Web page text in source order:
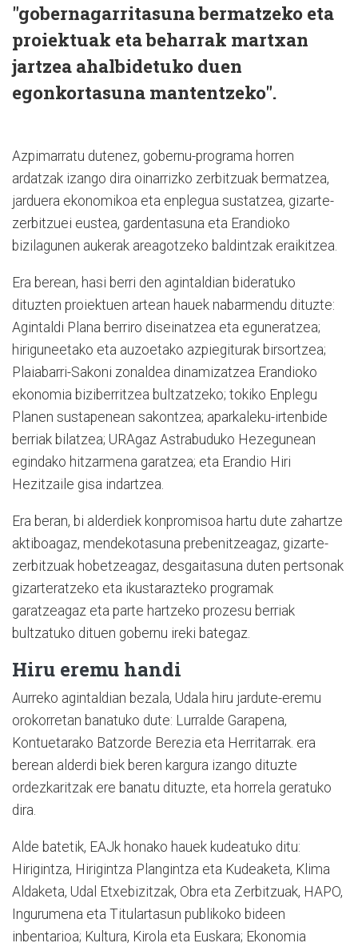
"gobernagarritasuna bermatzeko eta
proiektuak eta beharrak martxan
jartzea ahalbidetuko duen
egonkortasuna mantentzeko".
Azpimarratu dutenez, gobernu-programa horren
ardatzak izango dira oinarrizko zerbitzuak bermatzea,
jarduera ekonomikoa eta enplegua sustatzea, gizarte-
zerbitzuei eustea, gardentasuna eta Erandioko
bizilagunen aukerak areagotzeko baldintzak eraikitzea.
Era berean, hasi berri den agintaldian bideratuko
dituzten proiektuen artean hauek nabarmendu dituzte:
Agintaldi Plana berriro diseinatzea eta eguneratzea;
hiriguneetako eta auzoetako azpiegiturak birsortzea;
Plaiabarri-Sakoni zonaldea dinamizatzea Erandioko
ekonomia biziberritzea bultzatzeko; tokiko Enplegu
Planen sustapenean sakontzea; aparkaleku-irtenbide
berriak bilatzea; URAgaz Astrabuduko Hezegunean
egindako hitzarmena garatzea; eta Erandio Hiri
Hezitzaile gisa indartzea.
Era beran, bi alderdiek konpromisoa hartu dute zahartze
aktiboagaz, mendekotasuna prebenitzeagaz, gizarte-
zerbitzuak hobetzeagaz, desgaitasuna duten pertsonak
gizarteratzeko eta ikustarazteko programak
garatzeagaz eta parte hartzeko prozesu berriak
bultzatuko dituen gobernu ireki bategaz.
Hiru eremu handi
Aurreko agintaldian bezala, Udala hiru jardute-eremu
orokorretan banatuko dute: Lurralde Garapena,
Kontuetarako Batzorde Berezia eta Herritarrak. era
berean alderdi biek beren kargura izango dituzte
ordezkaritzak ere banatu dituzte, eta horrela geratuko
dira.
Alde batetik, EAJk honako hauek kudeatuko ditu:
Hirigintza, Hirigintza Plangintza eta Kudeaketa, Klima
Aldaketa, Udal Etxebizitzak, Obra eta Zerbitzuak, HAPO,
Ingurumena eta Titulartasun publikoko bideen
inbentarioa; Kultura, Kirola eta Euskara; Ekonomia